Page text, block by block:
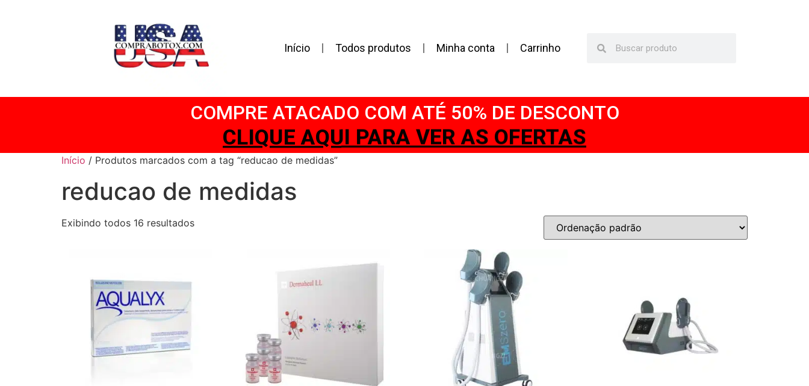
Início Todos produtos Minha conta Carrinho
COMPRE ATACADO COM ATÉ 50% DE DESCONTO
CLIQUE AQUI PARA VER AS OFERTAS
Início / Produtos marcados com a tag “reducao de medidas”
reducao de medidas
Exibindo todos 16 resultados